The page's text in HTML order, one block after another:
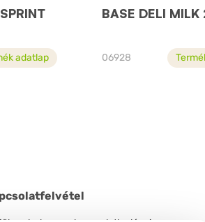
adatlap
BASE DELI
06928